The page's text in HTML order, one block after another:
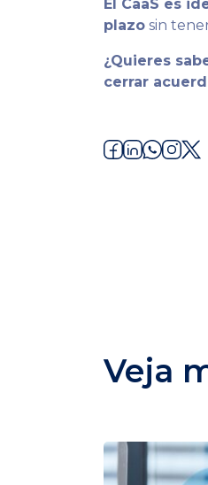
El CaaS es
plazo sin
¿Quieres
cerrar
Veja